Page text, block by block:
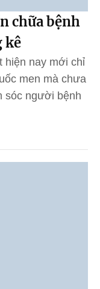
chữa bệnh
kê
hiện nay mới chỉ
men mà chưa
sóc người bệnh